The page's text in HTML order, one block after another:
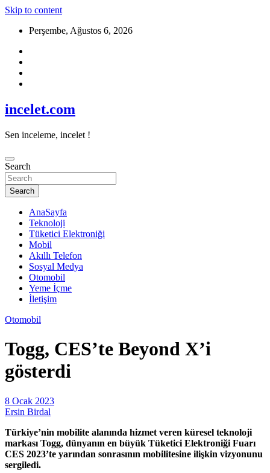
Skip to content
Perşembe, Ağustos 6, 2026
incelet.com
Sen inceleme, incelet !
Search
Search
AnaSayfa
Teknoloji
Tüketici Elektroniği
Mobil
Akıllı Telefon
Sosyal Medya
Otomobil
Yeme İçme
İletişim
Otomobil
Togg, CES’te Beyond X’i
gösterdi
8 Ocak 2023
Ersin Birdal
Türkiye’nin mobilite alanında hizmet veren küresel teknoloji
markası Togg, dünyanın en büyük Tüketici Elektroniği Fuarı
CES 2023’te yarından sonrasının mobilitesine ilişkin vizyonunu
sergiledi.